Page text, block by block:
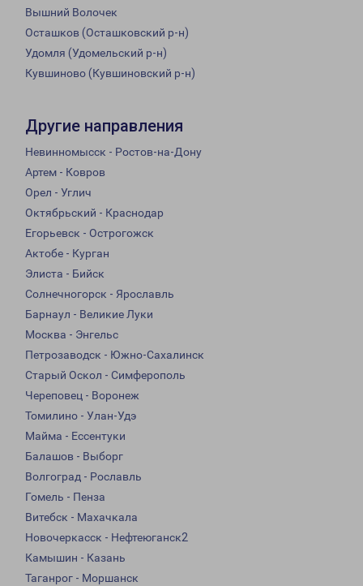
Вышний Волочек
Осташков (Осташковский р-н)
Удомля (Удомельский р-н)
Кувшиново (Кувшиновский р-н)
Другие направления
Невинномысск - Ростов-на-Дону
Артем - Ковров
Орел - Углич
Октябрьский - Краснодар
Егорьевск - Острогожск
Актобе - Курган
Элиста - Бийск
Солнечногорск - Ярославль
Барнаул - Великие Луки
Москва - Энгельс
Петрозаводск - Южно-Сахалинск
Старый Оскол - Симферополь
Череповец - Воронеж
Томилино - Улан-Удэ
Майма - Ессентуки
Балашов - Выборг
Волгоград - Рославль
Гомель - Пенза
Витебск - Махачкала
Новочеркасск - Нефтеюганск2
Камышин - Казань
Таганрог - Моршанск